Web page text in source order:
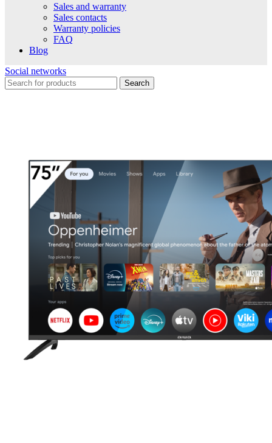
Sales and warranty
Sales contacts
Warranty policies
FAQ
Blog
Social networks
Search